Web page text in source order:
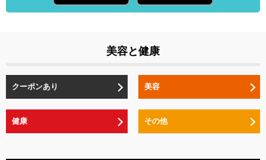
美容と健康
クーポンあり 美容
健康 その他